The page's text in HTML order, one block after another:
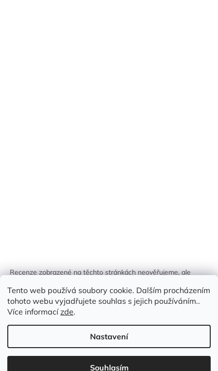
Tento web používá soubory cookie. Dalším procházením
tohoto webu vyjadřujete souhlas s jejich používáním..
Více informacízde.
Nastavení
Souhlasím
Recenze zobrazené na těchto stránkách neověřujeme, ale
identifikován.
Vytvořil Shoptet
Zlatá Žirafa. Všechna práva vyhrazena.